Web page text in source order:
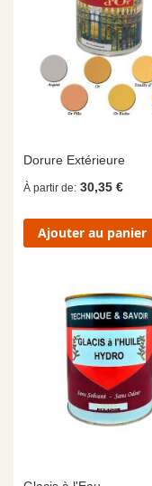
Dorure Extérieure
À partir de 30,35 €
Ajouter au panier